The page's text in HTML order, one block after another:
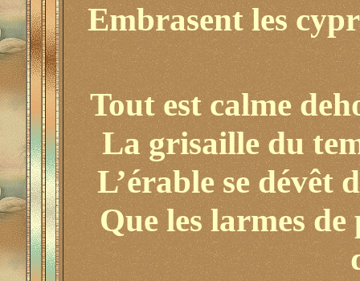
Embrasent les
Tout est calme
La grisaille du
L’érable se dévêt
Que les larmes